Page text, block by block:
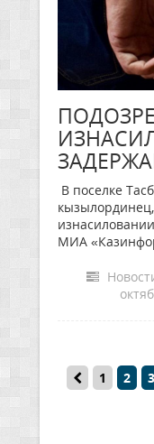
В поселке
МИА
1 2 3